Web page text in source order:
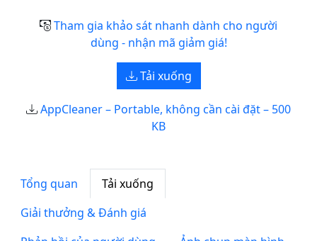
Tham gia khảo sát nhanh dành cho người
dùng - nhận mã giảm giá!
Tải xuống
AppCleaner – Portable, không cần cài đặt – 500
KB
Tổng quan
Tải xuống
Giải thưởng & Đánh giá